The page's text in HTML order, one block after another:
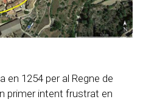
en 1254 per al Regne de
primer intent frustrat en